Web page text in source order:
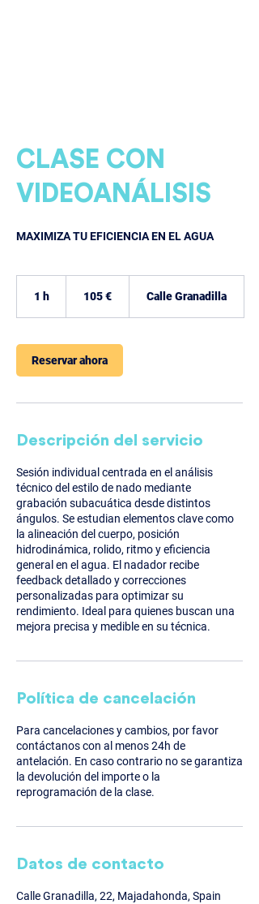
CLASE CON
VIDEOANÁLISIS
MAXIMIZA TU EFICIENCIA EN EL AGUA
1 h 105 € Calle Granadilla
Reservar ahora
Descripción del servicio
Sesión individual centrada en el análisis
técnico del estilo de nado mediante
grabación subacuática desde distintos
ángulos. Se estudian elementos clave como
la alineación del cuerpo, posición
hidrodinámica, rolido, ritmo y eficiencia
general en el agua. El nadador recibe
feedback detallado y correcciones
personalizadas para optimizar su
rendimiento. Ideal para quienes buscan una
mejora precisa y medible en su técnica.
Política de cancelación
Para cancelaciones y cambios, por favor
contáctanos con al menos 24h de
antelación. En caso contrario no se garantiza
la devolución del importe o la
reprogramación de la clase.
Datos de contacto
Calle Granadilla, 22, Majadahonda, Spain